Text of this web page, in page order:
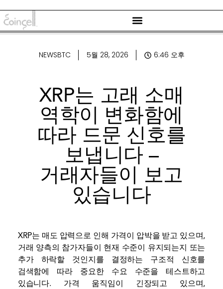
NEWSBTC 5월 28, 2026 6:46 오후
XRP는 고래 소매
역학이 변화함에
따라 드문 신호를
보냅니다 –
거래자들이 보고
있습니다
XRP는 매도 압력으로 인해 가격이 압박을 받고 있으며,
거래 양측의 참가자들이 현재 수준이 유지되는지 또는
추가 하락할 것인지를 결정하는 구조적 신호를
검색함에 따라 중요한 수요 수준을 테스트하고
있습니다. 가격 움직임이 긴장되고 있으며,